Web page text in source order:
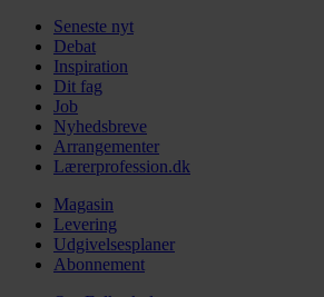
Seneste nyt
Debat
Inspiration
Dit fag
Job
Nyhedsbreve
Arrangementer
Lærerprofession.dk
Magasin
Levering
Udgivelsesplaner
Abonnement